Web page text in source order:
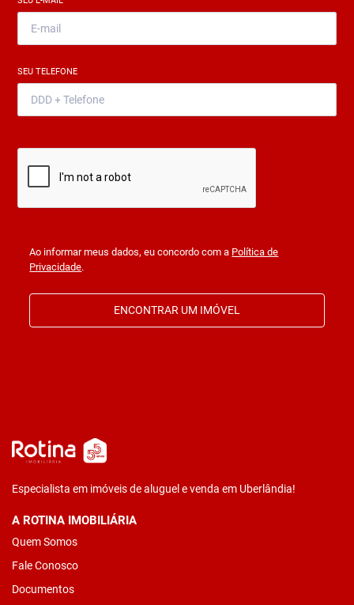
SEU TELEFONE
Ao informar meus dados, eu concordo com a Política de
Privacidade.
ENCONTRAR UM IMÓVEL
Especialista em imóveis de aluguel e venda em Uberlândia!
A ROTINA IMOBILIÁRIA
Quem Somos
Fale Conosco
Documentos